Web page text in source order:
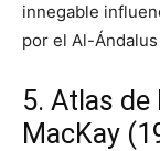
innegable
por el Al-
5. Atlas de
MacKay